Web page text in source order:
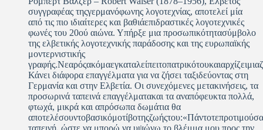
συγγραφέας τηςγερμανόφωνης λογοτεχνίας, αποτελεί μία
από τις πιο ιδιαίτερες και βαθιάεπιδραστικές λογοτεχνικές
φωνές του 20ού αιώνα. Υπήρξε μια προσωπικότητασύμβολο
της ελβετικής λογοτεχνικής παράδοσης και της ευρωπαϊκής
μοντερνιστικής
Κάνει διάφορα επαγγέλματα για να ζήσει ταξιδεύοντας στη
Γερμανία και στην Ελβετία. Οι συνεχόμενες μετακινήσεις, τα
προσωρινά ταπεινά επαγγέλματακαι τα αναπόφευκτα πολλά,
φτωχά, μικρά και απρόσωπα δωμάτια θα
ταπεινή, ώστε να μπορώ να υψώνω το βλέμμα μου προς την